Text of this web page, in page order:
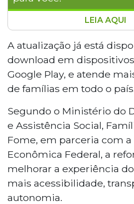
O aplicativo do Bolsa
novas funcionalidades a
segunda-feira (18), com
acessibilidade e
mais de 19 milhões de
atualização, disponível
composição de
pendências. O governo
novidades em Brasília no
também será lançado
do programa.
LEIA AQUI
A atualização já está
download em
Google Play, e atende
de famílias em todo o
Segundo o Ministério do
e Assistência Social,
Fome, em parceria com a
Econômica Federal, a
melhorar a experiência
mais acessibilidade,
autonomia.